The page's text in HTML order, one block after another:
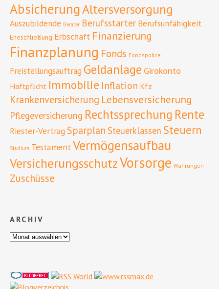
AbsicherungAltersversorgung
Auszubildende Berater Berufsstarter Berufsunfähigkeit
Eheschließung Erbschaft Finanzierung
Finanzplanung Fonds Fondspolice
Freistellungsauftrag Geldanlage Girokonto
Haftpflicht Immobilie Inflation Kfz
Krankenversicherung Lebensversicherung
Pflegeversicherung Rechtssprechung Rente
Riester-Vertrag Sparplan Steuerklassen Steuern
Studium TestamentVermögensaufbau
VersicherungsschutzVorsorge Währungen
Zuschüsse
ARCHIV